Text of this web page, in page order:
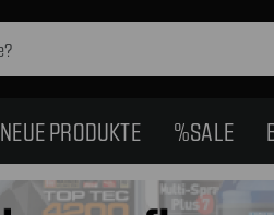
NEUE PRODUKTE %SALE